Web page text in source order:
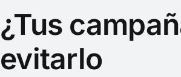
¿Tus
evitarlo